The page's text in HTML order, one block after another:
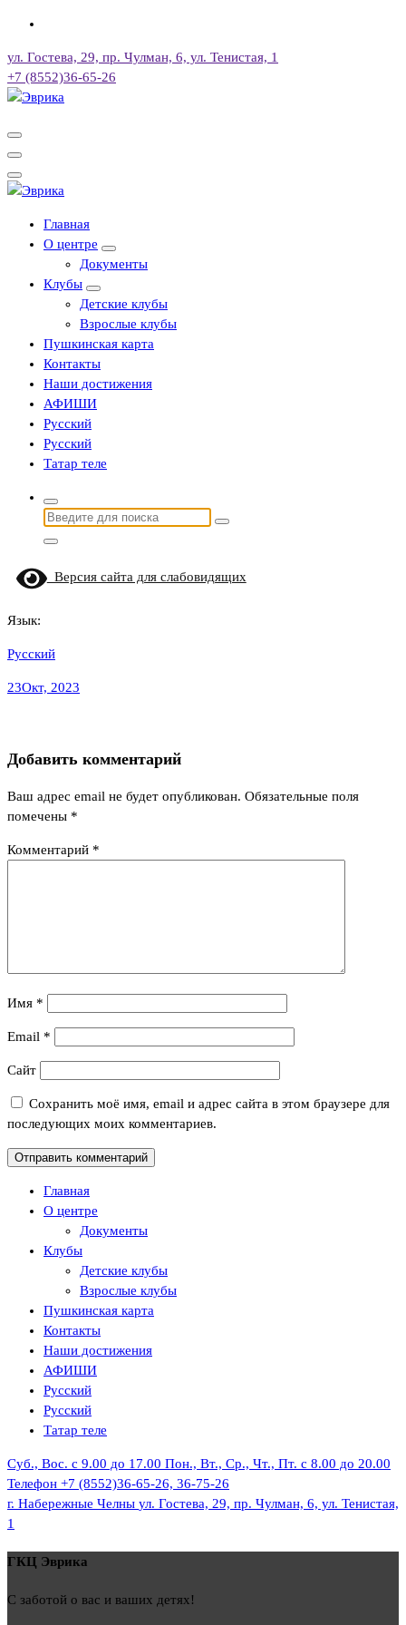
Перейти
содержимому
ул. Гостева, 29, пр. Чулман, 6, ул. Тенистая, 1
+7 (8552)36-65-26
Городской культурный центр, г. Набережные Челны
Городской культурный центр, г. Набережные Челны
Главная
О центре
Документы
Клубы
Детские клубы
Взрослые клубы
Пушкинская карта
Контакты
Наши достижения
АФИШИ
Русский
Русский
Татар теле
Найти:
Версия сайта для слабовидящих
Язык:
Русский
23Окт, 2023
Добавить комментарий
Ваш адрес email не будет опубликован. Обязательные поля
помечены *
Комментарий *
Имя *
Email *
Сайт
Сохранить моё имя, email и адрес сайта в этом браузере для
последующих моих комментариев.
Главная
О центре
Документы
Клубы
Детские клубы
Взрослые клубы
Пушкинская карта
Контакты
Наши достижения
АФИШИ
Русский
Русский
Татар теле
Суб., Вос. с 9.00 до 17.00 Пон., Вт., Ср., Чт., Пт. с 8.00 до 20.00
Телефон +7 (8552)36-65-26, 36-75-26
г. Набережные Челны ул. Гостева, 29, пр. Чулман, 6, ул. Тенистая,
1
ГКЦ Эврика
С заботой о вас и ваших детях!